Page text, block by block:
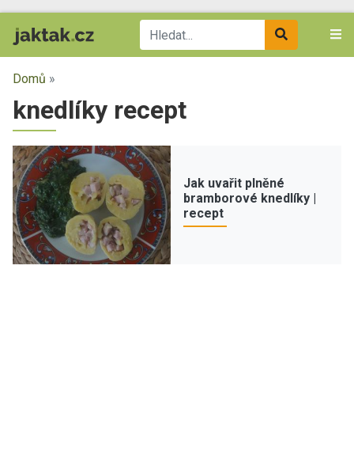
Domů »
knedlíky recept
Jak uvařit plněné
bramborové knedlíky |
recept